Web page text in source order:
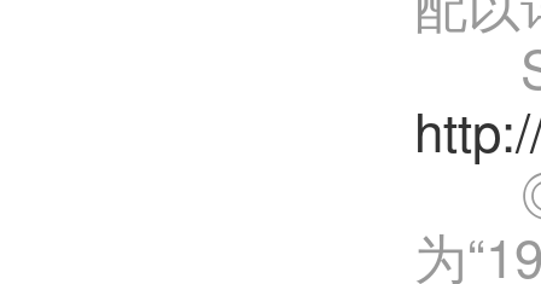
◎
为